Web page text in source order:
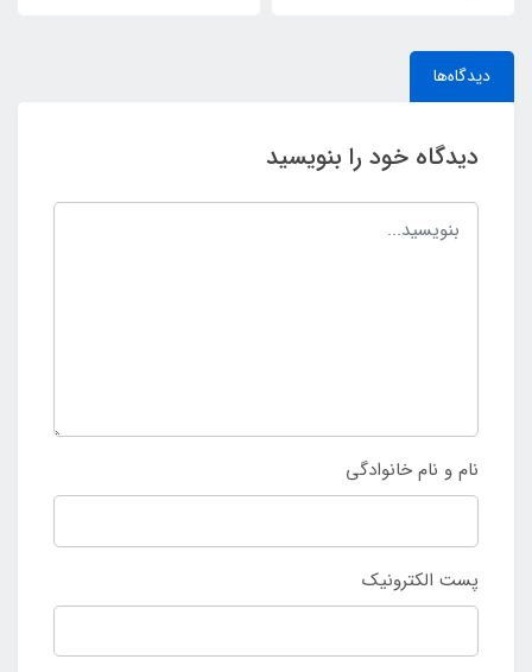
دیدگاه‌ها
دیدگاه خود را بنویسید
نام و نام خانوادگی
پست الکترونیک